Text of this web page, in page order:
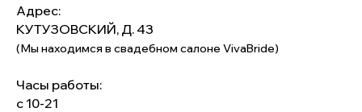
Адрес:
КУТУЗОВСКИЙ, Д. 43
(Мы находимся в свадебном салоне VivaBride)
Часы работы:
с 10-21